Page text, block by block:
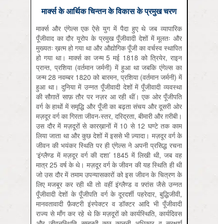
मार्क्स के आर्थिक चिन्तन के विकास के प्रमुख चरण
मार्क्स और एंगेल्स एक ऐसे युग में पैदा हुए थे जब व्यापारिक
पूँजीवाद का दौर यूरोप के प्रमुख पूँजीवादी देशों में मूलतः और
मुख्यतः ख़त्म हो गया था और औद्योगिक पूँजी का वर्चस्व स्थापित
हो गया था। मार्क्स का जन्म 5 मई 1818 को त्रियेर, राइन
प्रान्त, प्रशिया (वर्तमान जर्मनी) में हुआ था जबकि एंगेल्स का
जन्म 28 नवम्बर 1820 को बारमन, प्रशिया (वर्तमान जर्मनी) में
हुआ था। दुनिया में उन्नत पूँजीवादी देशों में पूँजीवादी व्यवस्था
की सौग़ातें साफ़ तौर पर नज़र आ रही थीं। एक ओर पूँजीपति
वर्ग के हाथों में समृद्धि और पूँजी का बढ़ता संचय और दूसरी ओर
मज़दूर वर्ग का गिरता जीवन-स्तर, दरिद्रता, बीमारी और ग़रीबी।
उस दौर में मज़दूरों से कारख़ानों में 10 से 12 घण्टे तक काम
लिया जाता था और कुछ देशों में इससे भी ज़्यादा। मज़दूर वर्ग के
जीवन की भयंकर स्थिति पर ही एंगेल्स ने अपनी प्रसिद्ध रचना
‘इंग्लैण्ड में मज़दूर वर्ग की दशा’ 1845 में लिखी थी, जब वह
मात्र 25 वर्ष के थे। मज़दूर वर्ग के जीवन की यह स्थिति ही थी
जो उस दौर में तमाम उपन्यासकारों को इस जीवन के चित्रण के
लिए मजबूर कर रही थी तो वहीं इंग्लैण्ड व फ़्रांस जैसे उन्नत
पूँजीवादी देशों के पूँजीपति वर्ग के दूरदर्शी पहरेदार, बुद्धिजीवी,
मानवतावादी फ़ैक्टरी इंस्पेक्टर व डॉक्टर आदि भी पूँजीवादी
राज्य से माँग कर रहे थे कि मज़दूरों को कार्यस्थिति, कार्यदिवस